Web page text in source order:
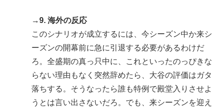
→9. 海外の反応
このシナリオが成立するには、今シーズン中か来シ
ーズンの開幕前に急に引退する必要があるわけだ
ろ。全盛期の真っ只中に、これといったのっぴきな
らない理由もなく突然辞めたら、大谷の評価はガタ
落ちする。そうなったら誰も特例で殿堂入りさせよ
うとは言い出さないだろ。でも、来シーズンを迎え